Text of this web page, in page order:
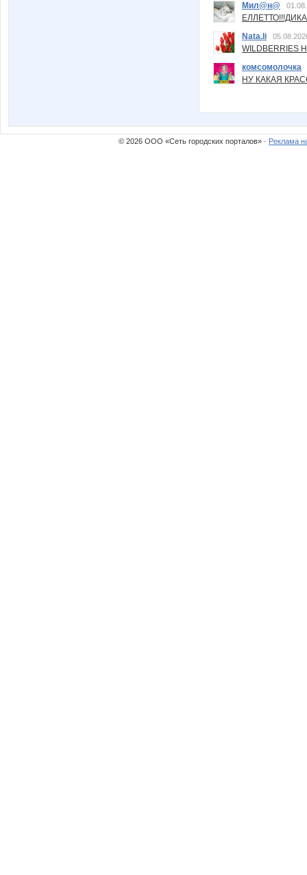
Мил@н@
Nata.li
комсомолочка
НУ КАКАЯ
© 2026 ООО «Сеть городских порталов» · Реклама